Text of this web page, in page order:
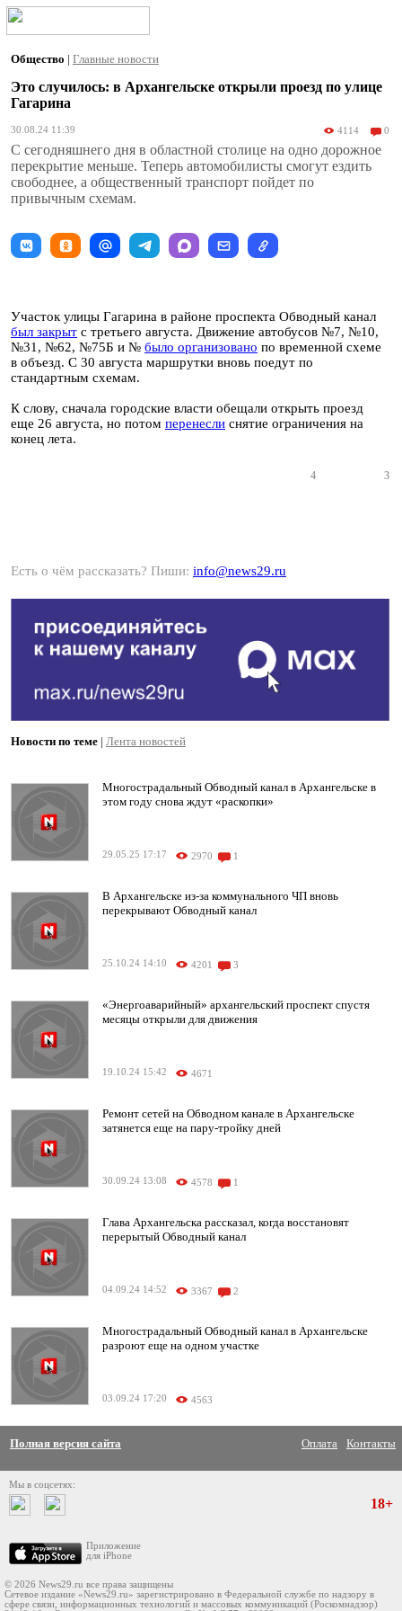
Общество | Главные новости
Это случилось: в Архангельске открыли проезд по улице
Гагарина
30.08.24 11:39 4114 0
С сегодняшнего дня в областной столице на одно дорожное
перекрытие меньше. Теперь автомобилисты cмогут ездить
свободнее, а общественный транспорт пойдет по
привычным схемам.
Участок улицы Гагарина в районе проспекта Обводный канал
был закрыт с третьего августа. Движение автобусов №7, №10,
№31, №62, №75Б и № было организовано по временной схеме
в объезд. C 30 августа маршрутки вновь поедут по
стандартным схемам.
К слову, сначала городские власти обещали открыть проезд
еще 26 августа, но потом перенесли снятие ограничения на
конец лета.
4 3
Есть о чём рассказать? Пиши: info@news29.ru
Новости по теме | Лента новостей
Многострадальный Обводный канал в Архангельске в
этом году снова ждут «раскопки»
29.05.25 17:17 2970 1
В Архангельске из-за коммунального ЧП вновь
перекрывают Обводный канал
25.10.24 14:10 4201 3
«Энергоаварийный» архангельский проспект спустя
месяцы открыли для движения
19.10.24 15:42 4671
Ремонт сетей на Обводном канале в Архангельске
затянется еще на пару-тройку дней
30.09.24 13:08 4578 1
Глава Архангельска рассказал, когда восстановят
перерытый Обводный канал
04.09.24 14:52 3367 2
Многострадальный Обводный канал в Архангельске
разроют еще на одном участке
03.09.24 17:20 4563
Полная версия сайта Оплата Контакты
Мы в соцсетях:
Приложение
для iPhone
18+
© 2026 News29.ru все права защищены
Сетевое издание «News29.ru» зарегистрировано в Федеральной службе по надзору в
сфере связи, информационных технологий и массовых коммуникаций (Роскомнадзор)